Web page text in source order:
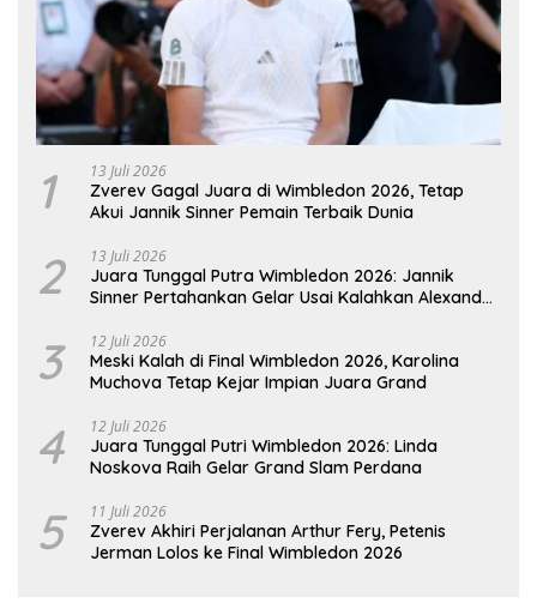
1 13 Juli 2026
Zverev Gagal Juara di Wimbledon 2026, Tetap
Akui Jannik Sinner Pemain Terbaik Dunia
2 13 Juli 2026
Juara Tunggal Putra Wimbledon 2026: Jannik
Sinner Pertahankan Gelar Usai Kalahkan Alexander
3 12 Juli 2026
Meski Kalah di Final Wimbledon 2026, Karolina
Muchova Tetap Kejar Impian Juara Grand
4 12 Juli 2026
Juara Tunggal Putri Wimbledon 2026: Linda
Noskova Raih Gelar Grand Slam Perdana
5 11 Juli 2026
Zverev Akhiri Perjalanan Arthur Fery, Petenis
Jerman Lolos ke Final Wimbledon 2026